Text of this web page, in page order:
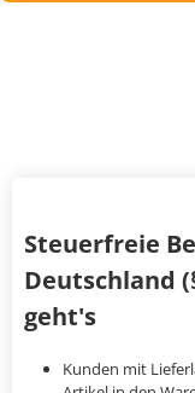
Steuerfreie
Deutschland
geht's
Kunden mit